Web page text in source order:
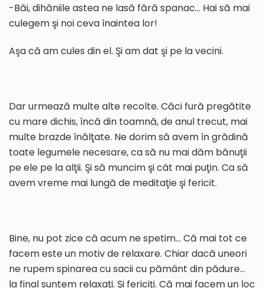
-Băi, dihăniile astea ne lasă fără spanac… Hai să mai
culegem şi noi ceva înaintea lor!
Aşa că am cules din el. Şi am dat şi pe la vecini.
Dar urmează multe alte recolte. Căci fură pregătite
cu mare dichis, încă din toamnă, de anul trecut, mai
multe brazde înălţate. Ne dorim să avem în grădină
toate legumele necesare, ca să nu mai dăm bănuţii
pe ele pe la alţii. Şi să muncim şi cât mai puţin. Ca să
avem vreme mai lungă de meditaţie şi fericit.
Bine, nu pot zice că acum ne spetim… Că mai tot ce
facem este un motiv de relaxare. Chiar dacă uneori
ne rupem spinarea cu sacii cu pământ din pădure…
la final suntem relaxaţi. Şi fericiţi. Că mai facem un loc